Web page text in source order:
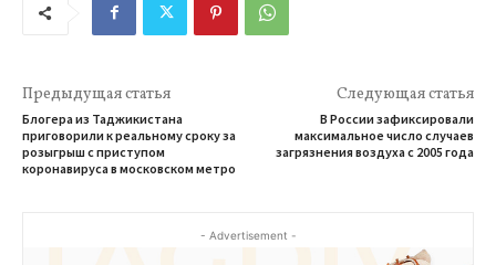
Предыдущая статья
Блогера из Таджикистана
приговорили к реальному сроку за
розыгрыш с приступом
коронавируса в московском метро
Следующая статья
В России зафиксировали
максимальное число случаев
загрязнения воздуха с 2005 года
- Advertisement -